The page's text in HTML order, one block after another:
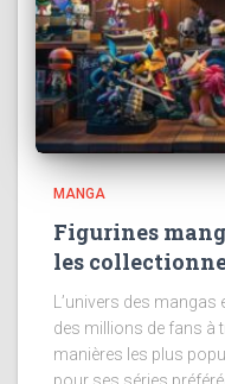
MANGA
Figurines
les
L’univers des
des millions de fans à
manières les plus